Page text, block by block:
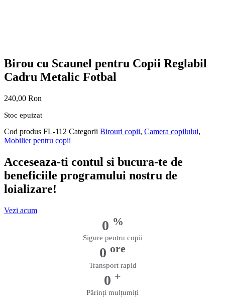
Birou cu Scaunel pentru Copii Reglabil
Cadru Metalic Fotbal
240,00 Ron
Stoc epuizat
Cod produs FL-112 Categorii Birouri copii, Camera copilului,
Mobilier pentru copii
Acceseaza-ti contul si bucura-te de
beneficiile programului nostru de
loializare!
Vezi acum
0 %
Sigure pentru copii
0 ore
Transport rapid
0 +
Părinți mulțumiți